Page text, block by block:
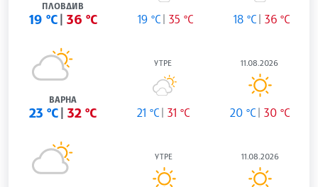
ПЛОВДИВ
19 °C 36 °C 19 °C 35 °C 18 °C 36 °C
ВАРНА
23 °C 32 °C
УТРЕ
21 °C 31 °C
11.08.2026
20 °C 30 °C
УТРЕ 11.08.2026